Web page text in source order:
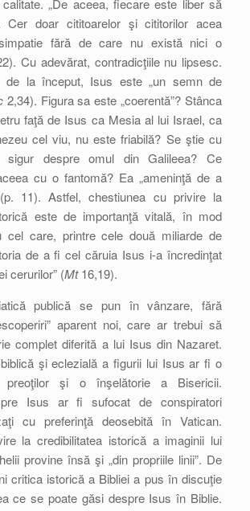
„De aceea, fiecare este liber să
Cer doar cititoarelor şi cititorilor acea
fără de care nu există nici o
Cu adevărat, contradicţiile nu lipsesc.
de la început, Isus este „un semn de
2,34). Figura sa este „coerentă”? Stânca
faţă de Isus ca Mesia al lui Israel, ca
cel viu, nu este friabilă? Se ştie cu
sigur despre omul din Galileea? Ce
cu o fantomă? Ea „ameninţă de a
11). Astfel, chestiunea cu privire la
este de importanţă vitală, în mod
cel care, printre cele două miliarde de
de a fi cel căruia Isus i-a încredinţat
cerurilor” (Mt16,19).
publică se pun în vânzare, fără
aparent noi, care ar trebui să
complet diferită a lui Isus din Nazaret.
şi eclezială a figurii lui Isus ar fi o
preoţilor şi o înşelătorie a Bisericii.
Isus ar fi sufocat de conspiratori
cu preferinţă deosebită în Vatican.
la credibilitatea istorică a imaginii lui
provine însă şi „din propriile linii”. De
critica istorică a Bibliei a pus în discuţie
ce se poate găsi despre Isus în Biblie.